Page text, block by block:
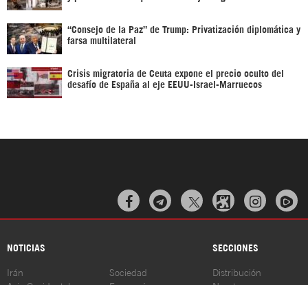
“Consejo de la Paz” de Trump: Privatización diplomática y
farsa multilateral
Crisis migratoria de Ceuta expone el precio oculto del
desafío de España al eje EEUU-Israel-Marruecos
  
NOTICIAS SECCIONES
Irán Sociedad Distribución